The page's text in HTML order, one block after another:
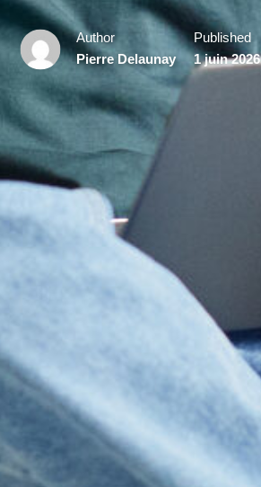
Author
Pierre Delaunay
Published
1 juin 2026